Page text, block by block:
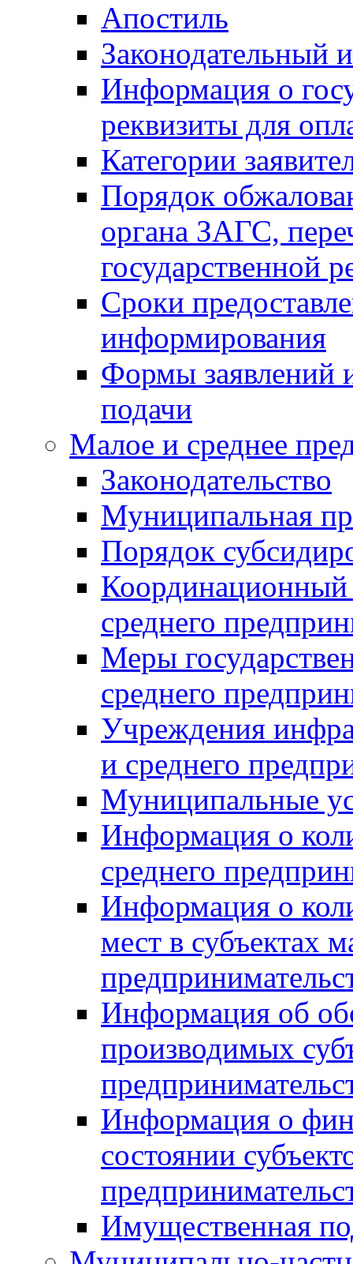
Апостиль
Законодательный
Информация о
реквизиты для
Категории
Порядок
органа ЗАГС,
государственной
Сроки
информирования
Формы заявлений
подачи
Малое и среднее
Законодательство
Муниципальная
Порядок
Координационный
среднего
Меры
среднего
Учреждения
и среднего
Муниципальные
Информация о
среднего
Информация о
мест в субъектах
Информация об
производимых
Информация о
состоянии
Имущественная